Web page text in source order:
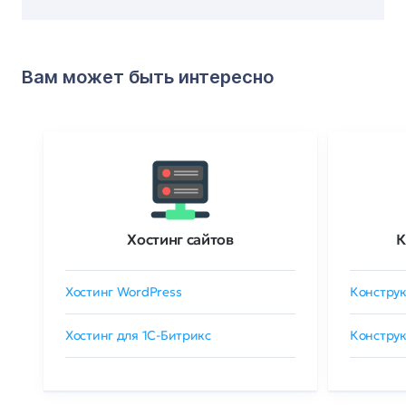
Вам может быть интересно
Хостинг сайтов
Хостинг WordPress
Хостинг для 1C-Битрикс